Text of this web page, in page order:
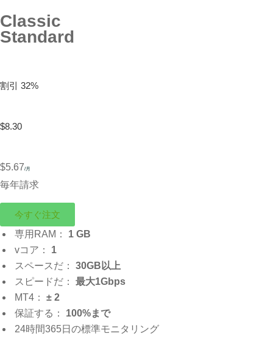
Classic
Standard
割引 32%
$8.30
$5.67/月
毎年請求
今すぐ注文
専用RAM： 1 GB
vコア： 1
スペースだ： 30GB以上
スピードだ： 最大1Gbps
MT4： ± 2
保証する： 100%まで
24時間365日の標準モニタリング